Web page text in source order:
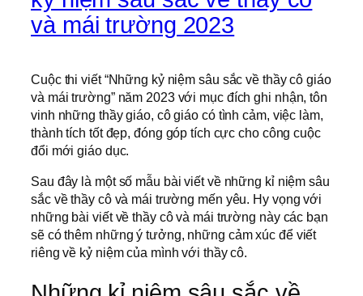
và mái trường 2023
Cuộc thi viết “Những kỷ niệm sâu sắc về thầy cô giáo
và mái trường” năm 2023 với mục đích ghi nhận, tôn
vinh những thầy giáo, cô giáo có tình cảm, việc làm,
thành tích tốt đẹp, đóng góp tích cực cho công cuộc
đổi mới giáo dục.
Sau đây là một số mẫu bài viết về những kỉ niệm sâu
sắc về thầy cô và mái trường mến yêu. Hy vọng với
những bài viết về thầy cô và mái trường này các bạn
sẽ có thêm những ý tưởng, những cảm xúc để viết
riêng về kỷ niệm của mình với thầy cô.